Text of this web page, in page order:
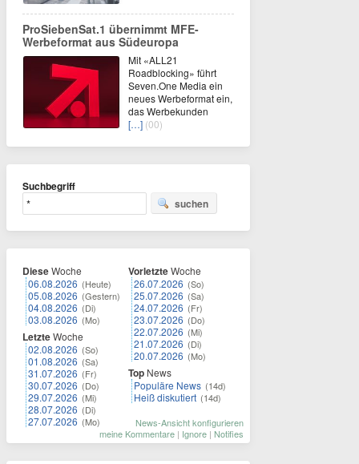
ProSiebenSat.1 übernimmt MFE-
Werbeformat aus Südeuropa
Mit «ALL21
Roadblocking» führt
Seven.One Media ein
neues Werbeformat ein,
das Werbekunden
[…] (00)
Suchbegriff
suchen
DieseWoche
06.08.2026 (Heute)
05.08.2026 (Gestern)
04.08.2026 (Di)
03.08.2026 (Mo)
LetzteWoche
02.08.2026 (So)
01.08.2026 (Sa)
31.07.2026 (Fr)
30.07.2026 (Do)
29.07.2026 (Mi)
28.07.2026 (Di)
27.07.2026 (Mo)
VorletzteWoche
26.07.2026 (So)
25.07.2026 (Sa)
24.07.2026 (Fr)
23.07.2026 (Do)
22.07.2026 (Mi)
21.07.2026 (Di)
20.07.2026 (Mo)
Top News
Populäre News (14d)
Heiß diskutiert (14d)
News-Ansicht konfigurieren
meine Kommentare | Ignore | Notifies